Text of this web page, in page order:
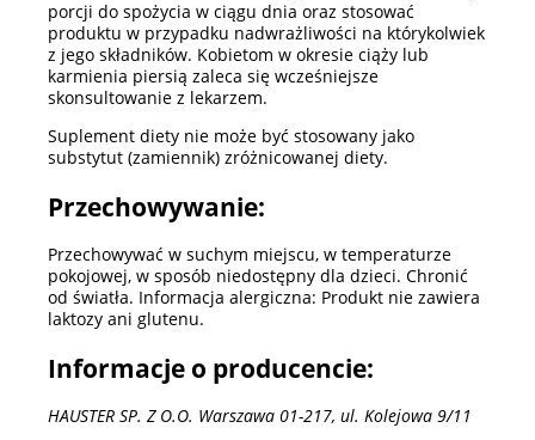
porcji do spożycia w ciągu dnia oraz stosować
produktu w przypadku nadwrażliwości na którykolwiek
z jego składników. Kobietom w okresie ciąży lub
karmienia piersią zaleca się wcześniejsze
skonsultowanie z lekarzem.
Suplement diety nie może być stosowany jako
substytut (zamiennik) zróżnicowanej diety.
Przechowywanie:
Przechowywać w suchym miejscu, w temperaturze
pokojowej, w sposób niedostępny dla dzieci. Chronić
od światła. Informacja alergiczna: Produkt nie zawiera
laktozy ani glutenu.
Informacje o producencie:
HAUSTER SP. Z O.O. Warszawa 01-217, ul. Kolejowa 9/11